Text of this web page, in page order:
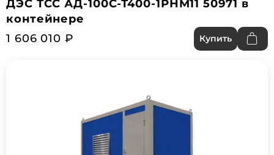
ДЭС ТСС АД-100С-Т400-1РНМ11 50971 в
контейнере
1 606 010 ₽
Купить